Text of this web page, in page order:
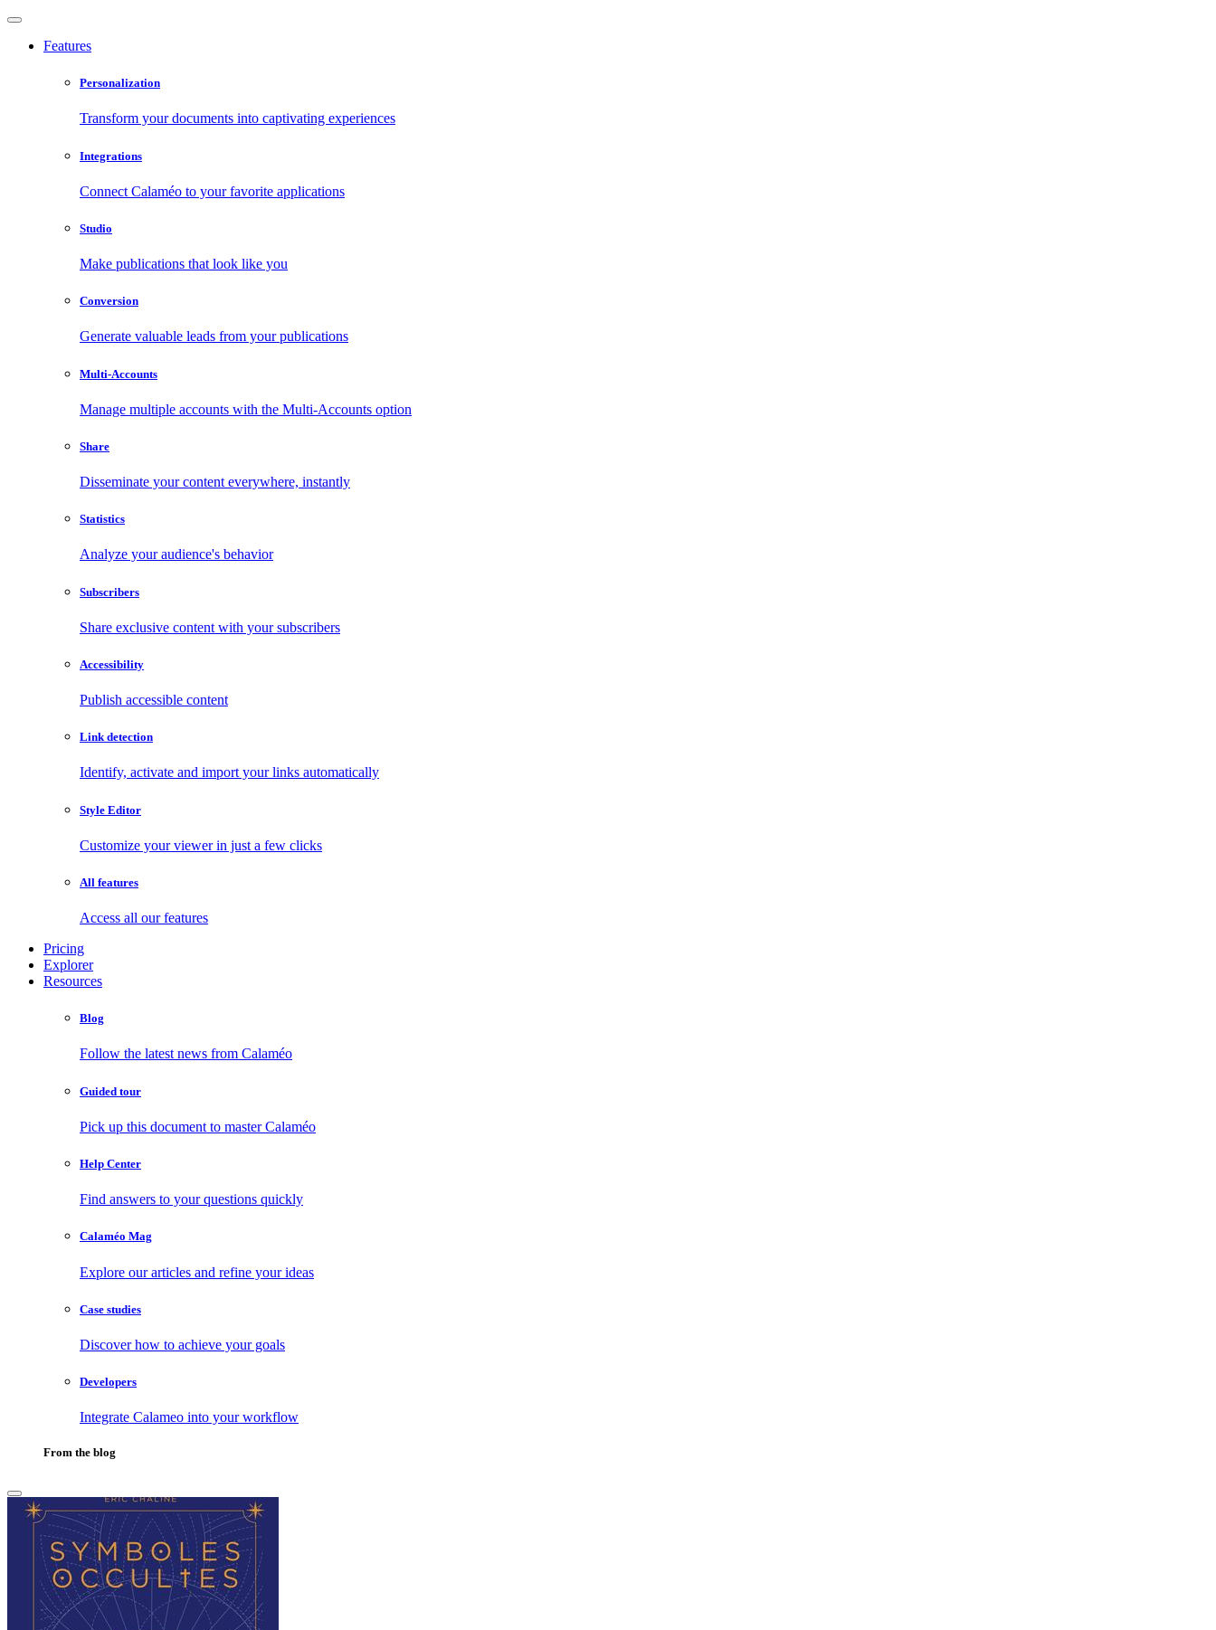
Features
Personalization
Transform your documents into captivating experiences
Integrations
Connect Calaméo to your favorite applications
Studio
Make publications that look like you
Conversion
Generate valuable leads from your publications
Multi-Accounts
Manage multiple accounts with the Multi-Accounts option
Share
Disseminate your content everywhere, instantly
Statistics
Analyze your audience's behavior
Subscribers
Share exclusive content with your subscribers
Accessibility
Publish accessible content
Link detection
Identify, activate and import your links automatically
Style Editor
Customize your viewer in just a few clicks
All features
Access all our features
Pricing
Explorer
Resources
Blog
Follow the latest news from Calaméo
Guided tour
Pick up this document to master Calaméo
Help Center
Find answers to your questions quickly
Calaméo Mag
Explore our articles and refine your ideas
Case studies
Discover how to achieve your goals
Developers
Integrate Calameo into your workflow
From the blog